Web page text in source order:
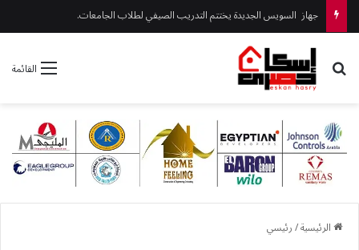
مندور ورئيس جهاز القرى السياحية يتفقدان المشروعات الجارية بمارينا
القائمة بحث عن
الرئيسية/رئيسي